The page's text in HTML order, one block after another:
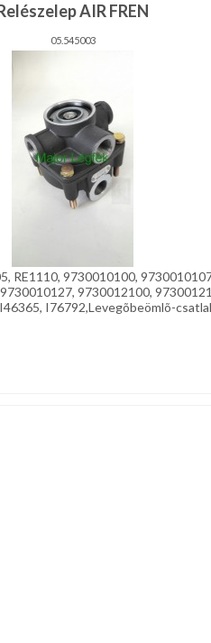
AIR FREN
05.545003
RE1110, 9730010100,
9730012100,
I76792,Levegõbeömlõ-